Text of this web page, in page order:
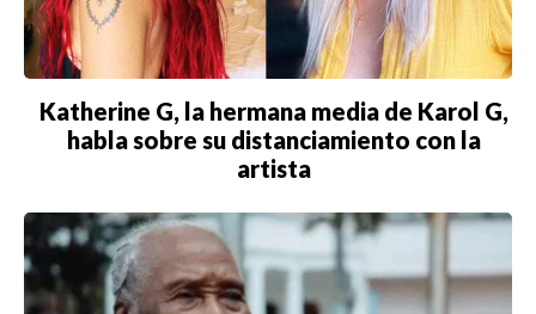
Katherine G, la hermana media de Karol G,
habla sobre su distanciamiento con la
artista